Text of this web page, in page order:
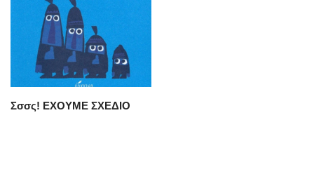
Σσσς! ΕΧΟΥΜΕ ΣΧΕΔΙΟ